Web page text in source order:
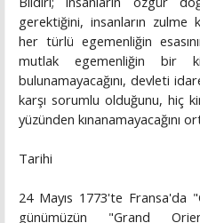
gerektiğini, insanların zulme
her türlü egemenliğin
mutlak egemenliğin bir
bulunamayacağını, devleti
karşı sorumlu olduğunu, hiç
yüzünden kınanamayacağını
Tarihi
24 Mayıs 1773'te Fransa'da
günümüzün "Grand